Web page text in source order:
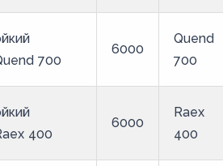
700
6000
Quend
700
400
6000
Raex
400